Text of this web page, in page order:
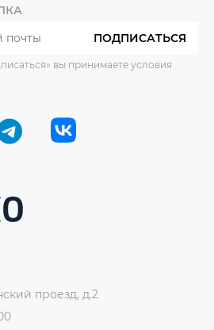
ПОДПИСАТЬСЯ
вы принимаете условия
проезд, д.2